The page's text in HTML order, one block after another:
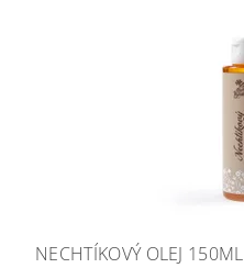
NECHTÍKOVÝ OLEJ 150ML